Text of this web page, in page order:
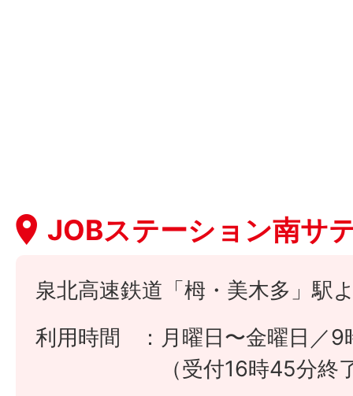
JOBステーション南サ
泉北高速鉄道「栂・美木多」駅
利用時間
月曜日〜金曜日／
（受付16時45分終